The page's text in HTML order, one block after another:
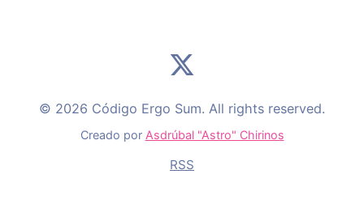
© 2026 Código Ergo Sum. All rights reserved.
Creado por Asdrúbal "Astro" Chirinos
RSS